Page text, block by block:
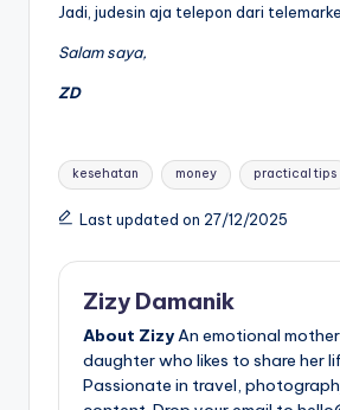
Jadi, judesin aja telepon dari
Salam saya,
ZD
Tags:
kesehatan money practical tips
Last updated on 27/12/2025
Zizy Damanik
About ZizyAn emotional
daughter who likes to share her
Passionate in travel,